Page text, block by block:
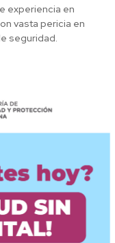
experiencia en
vasta pericia en
seguridad.